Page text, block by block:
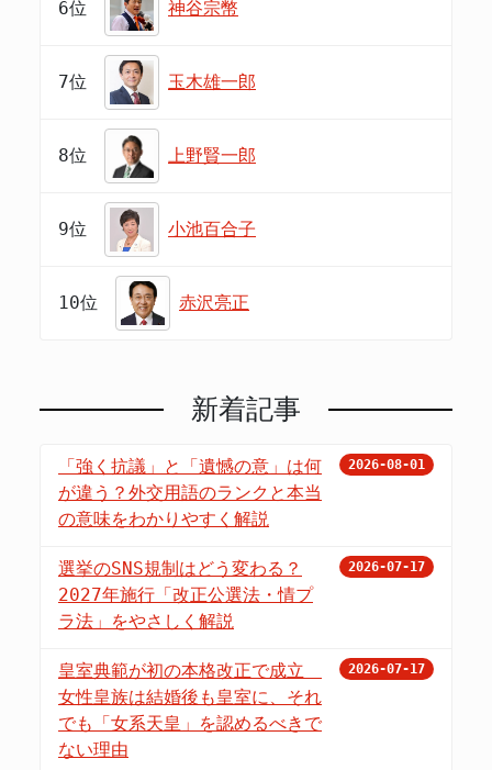
6位 神谷宗幣
7位 玉木雄一郎
8位 上野賢一郎
9位 小池百合子
10位 赤沢亮正
新着記事
「強く抗議」と「遺憾の意」は何
が違う？外交用語のランクと本当
の意味をわかりやすく解説
2026-08-01
選挙のSNS規制はどう変わる？
2027年施行「改正公選法・情プ
ラ法」をやさしく解説
2026-07-17
皇室典範が初の本格改正で成立
女性皇族は結婚後も皇室に、それ
でも「女系天皇」を認めるべきで
ない理由
2026-07-17